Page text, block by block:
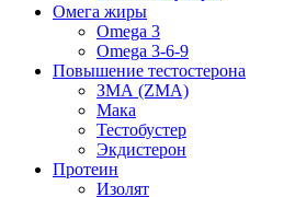
Омега жиры
Omega 3
Omega 3-6-9
Повышение тестостерона
ЗМА (ZMA)
Мака
Тестобустер
Экдистерон
Протеин
Изолят